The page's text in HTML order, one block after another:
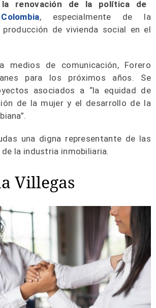
la renovación de la política de
Colombia, especialmente de la
de vivienda social en el
medios de comunicación, Forero
para los próximos años. Se
asociados a “la equidad de
de la mujer y el desarrollo de la
una digna representante de las
la industria inmobiliaria.
Villegas